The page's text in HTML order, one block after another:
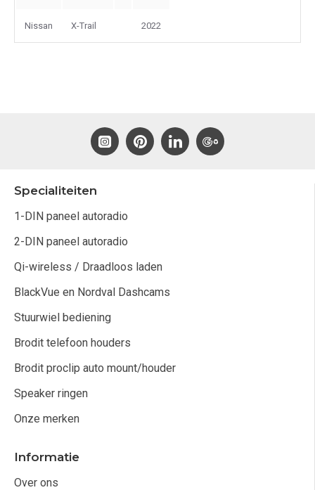
Nissan X-Trail 2022
Specialiteiten
1-DIN paneel autoradio
2-DIN paneel autoradio
Qi-wireless / Draadloos laden
BlackVue en Nordval Dashcams
Stuurwiel bediening
Brodit telefoon houders
Brodit proclip auto mount/houder
Speaker ringen
Onze merken
Informatie
Over ons